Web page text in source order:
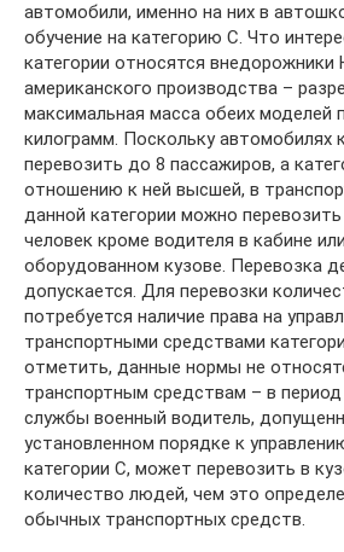
автомобили, именно на них в
обучение на категорию С. Что
категории относятся внедорожники
американского производства –
максимальная масса обеих моделей
килограмм. Поскольку автомобилях
перевозить до 8 пассажиров, а
отношению к ней высшей, в
данной категории можно
человек кроме водителя в кабине
оборудованном кузове. Перевозка
допускается. Для перевозки
потребуется наличие права на
транспортными средствами
отметить, данные нормы не
транспортным средствам – в
службы военный водитель,
установленном порядке к
категории С, может перевозить в
количество людей, чем это
обычных транспортных средств.